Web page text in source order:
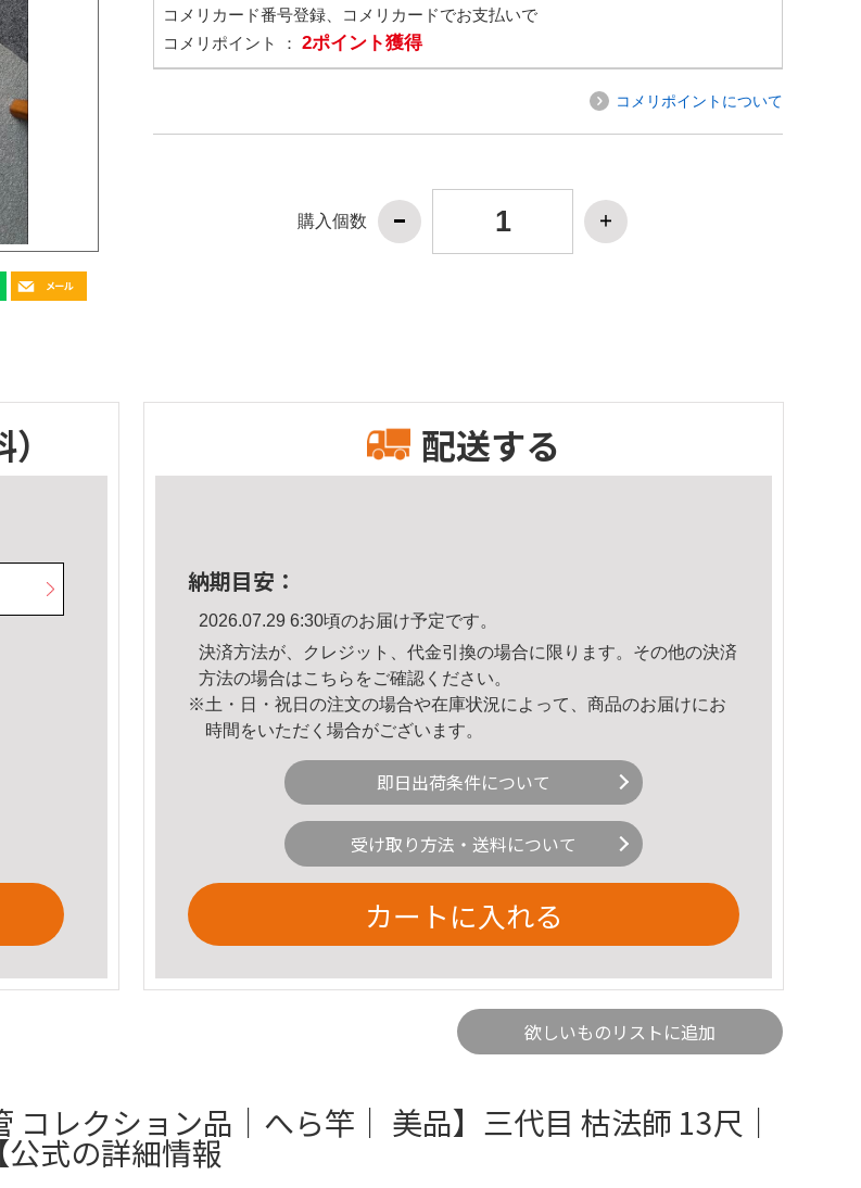
コメリカード番号登録、コメリカードでお支払いで
コメリポイント ： 2ポイント獲得
コメリポイントについて
購入個数
配送する
納期目安：
2026.07.29 6:30頃のお届け予定です。
決済方法が、クレジット、代金引換の場合に限ります。その他の決済
方法の場合はこちら をご確認ください。
※土・日・祝日の注文の場合や在庫状況によって、商品のお届けにお
時間をいただく場合がございます。
即日出荷条件について
受け取り方法・送料について
カートに入れる
欲しいものリストに追加
コレクション品｜へら竿｜ 美品】三代目 枯法師 13尺｜
式の詳細情報